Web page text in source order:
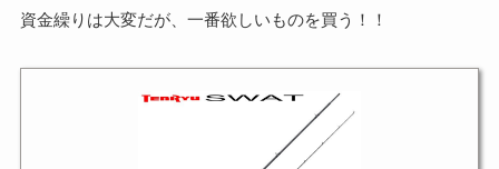
資金繰りは大変だが、一番欲しいものを買う！！